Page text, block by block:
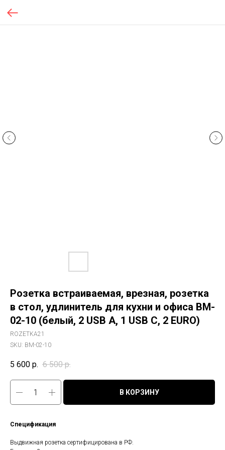
Розетка встраиваемая, врезная, розетка
в стол, удлинитель для кухни и офиса BM-
02-10 (белый, 2 USB A, 1 USB C, 2 EURO)
ROZETKA21
SKU: BM-02-10
5 600 р. 6 500 р.
В КОРЗИНУ
Спецификация
Выдвижная розетка сертифицирована в РФ.